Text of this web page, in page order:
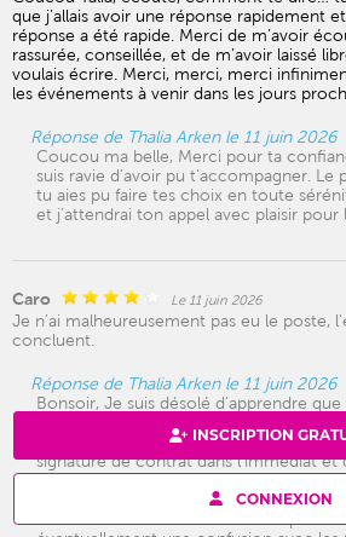
INSCRIPTION
CONNEXION
que j’allais avoir une réponse rapidement
réponse a été rapide. Merci de m’avoir
rassurée, conseillée, et de m’avoir laissé
voulais écrire. Merci, merci, merci
les événements à venir dans les jours
Réponse de Thalia Arken le 11 juin 2026
Coucou ma belle, Merci pour ta
suis ravie d’avoir pu t’accompagner.
tu aies pu faire tes choix en toute
et j’attendrai ton appel avec plaisir pour
Caro Le 11 juin 2026
Je n'ai malheureusement pas eu le poste,
concluent.
Réponse de Thalia Arken le 11 juin 2026
Bonsoir, Je suis désolé d'apprendre
consultation. Je vous avais indiqué que
signature de contrat dans l'immédiat et
de patience avant qu'une opportunité
concrétise. C'est pourquoi je pense